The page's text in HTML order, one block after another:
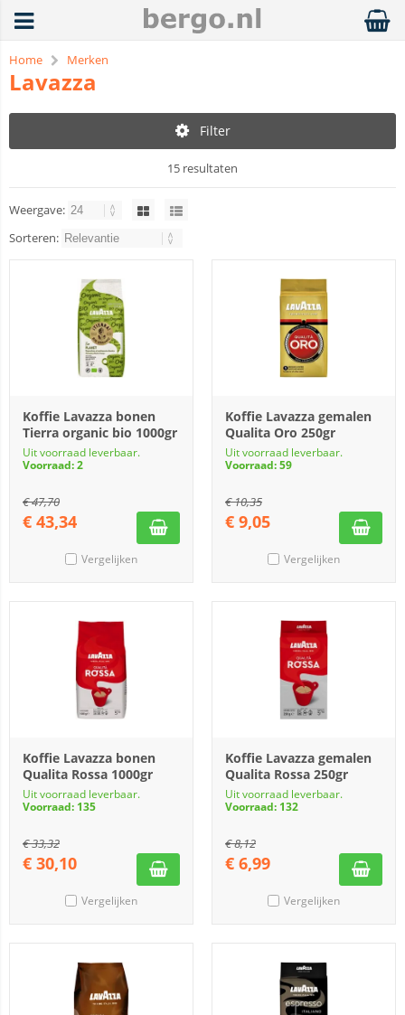
Home Merken
Lavazza
Filter
15 resultaten
Weergave:
Sorteren:
Koffie Lavazza bonen
Tierra organic bio 1000gr
Uit voorraad leverbaar.
Voorraad: 2
€47,70
€ 43,34
Vergelijken
Koffie Lavazza gemalen
Qualita Oro 250gr
Uit voorraad leverbaar.
Voorraad: 59
€10,35
€ 9,05
Vergelijken
Koffie Lavazza bonen
Qualita Rossa 1000gr
Uit voorraad leverbaar.
Voorraad: 135
€33,32
€ 30,10
Vergelijken
Koffie Lavazza gemalen
Qualita Rossa 250gr
Uit voorraad leverbaar.
Voorraad: 132
€8,12
€ 6,99
Vergelijken